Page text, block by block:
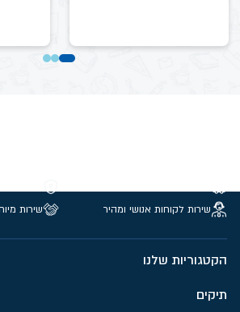
שירות לקוחות אנושי ומהיר
שירות
הקטגוריות שלנו
תיקים